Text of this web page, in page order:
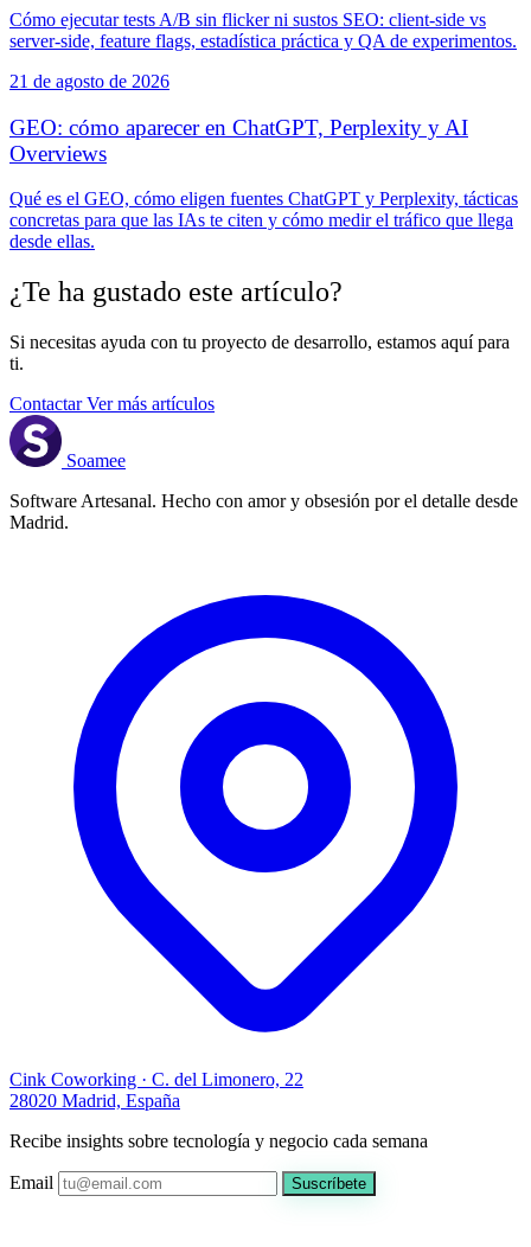
Cómo ejecutar tests A/B sin flicker ni sustos SEO: client-side vs
server-side, feature flags, estadística práctica y QA de experimentos.
21 de agosto de 2026
GEO: cómo aparecer en ChatGPT, Perplexity y AI
Overviews
Qué es el GEO, cómo eligen fuentes ChatGPT y Perplexity, tácticas
concretas para que las IAs te citen y cómo medir el tráfico que llega
desde ellas.
¿Te ha gustado este artículo?
Si necesitas ayuda con tu proyecto de desarrollo, estamos aquí para
ti.
ContactarVer más artículos
Soamee
Software Artesanal. Hecho con amor y obsesión por el detalle desde
Madrid.
Cink Coworking · C. del Limonero, 22
28020 Madrid, España
Recibe insights sobre tecnología y negocio cada semana
Email Suscríbete